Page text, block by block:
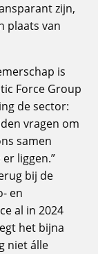
zijn,
plaats van
is
Force Group
de sector:
vragen om
samen
liggen.”
bij de
en
al in 2024
het bijna
niet álle